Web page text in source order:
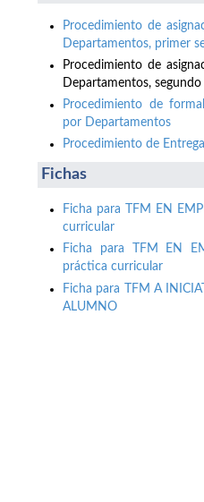
Procedimiento de
Departamentos, primer
Procedimiento de
Departamentos,
Procedimiento de
por Departamentos
Procedimiento de
Fichas
Ficha para TFM EN
curricular
Ficha para TFM EN
práctica curricular
Ficha para TFM A
ALUMNO